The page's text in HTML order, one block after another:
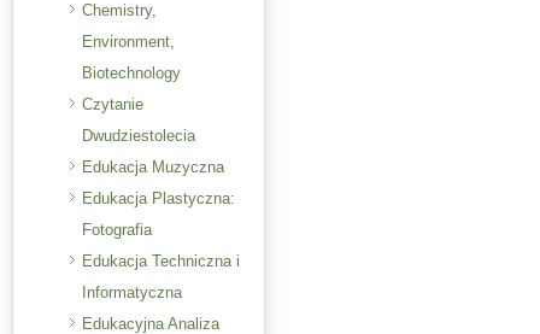
Chemistry,
Environment,
Biotechnology
Czytanie
Dwudziestolecia
Edukacja Muzyczna
Edukacja Plastyczna:
Fotografia
Edukacja Techniczna i
Informatyczna
Edukacyjna Analiza